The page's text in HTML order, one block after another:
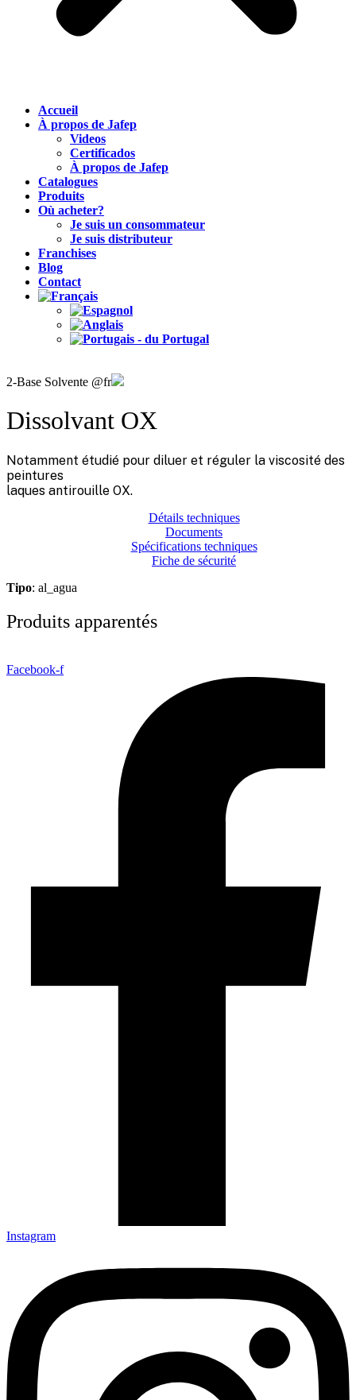
Accueil
À propos de Jafep
Videos
Certificados
À propos de Jafep
Catalogues
Produits
Où acheter?
Je suis un consommateur
Je suis distributeur
Franchises
Blog
Contact
2-Base Solvente @fr
Dissolvant OX
Notamment étudié pour diluer et réguler la viscosité des
peintures
laques antirouille OX.
Détails techniques
Documents
Spécifications techniques
Fiche de sécurité
Tipo: al_agua
Produits apparentés
Facebook-f
Instagram